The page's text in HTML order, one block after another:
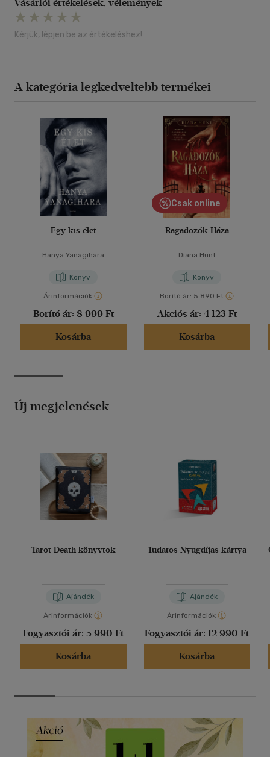
Vásárlói értékelések, vélemények
Kérjük, lépjen be az értékeléshez!
A kategória legkedveltebb termékei
Egy kis élet
Hanya Yanagihara
Könyv
Árinformációk
Borító ár: 8 999 Ft
Kosárba
Csak online
Ragadozók Háza
Diana Hunt
Könyv
Borító ár: 5 890 Ft
Akciós ár: 4 123 Ft
Kosárba
Új megjelenések
Tarot Death könyvtok
Ajándék
Árinformációk
Fogyasztói ár: 5 990 Ft
Kosárba
Tudatos Nyugdíjas kártya
Ajándék
Árinformációk
Fogyasztói ár: 12 990 Ft
Kosárba